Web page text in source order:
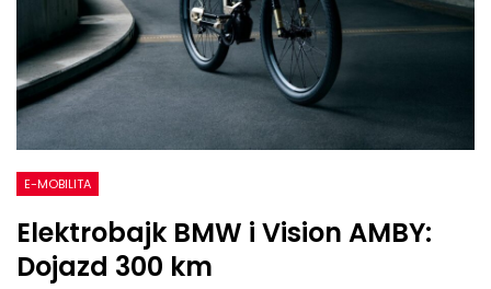
E-MOBILITA
Elektrobajk BMW i Vision AMBY:
Dojazd 300 km